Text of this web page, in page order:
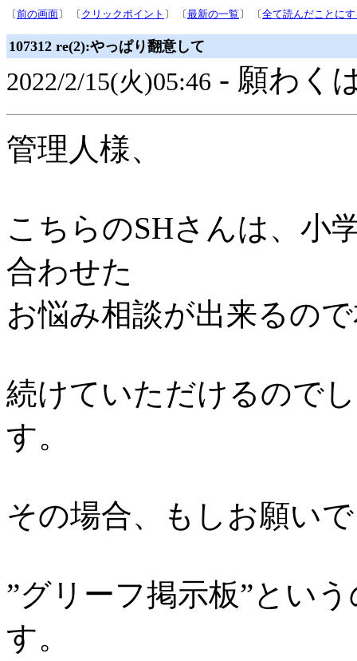
〔前の画面〕 〔 クリックポイント 〕 〔最新の一覧 〕 〔全て読んだことに
107312 re(2):やっぱり翻意して
2022/2/15(火)05:46 - 願わく
管理人様、
こちらのSHさんは、小
合わせた
お悩み相談が出来るの
続けていただけるので
す。
その場合、もしお願い
”グリーフ掲示板”とい
す。